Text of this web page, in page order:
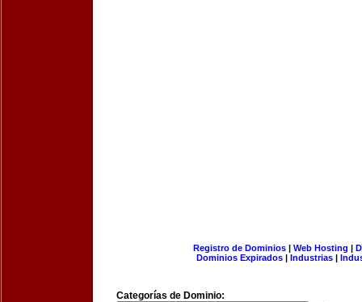
Registro de Dominios| Web Hosting |
Dominios Expirados | Industrias |
Categorías de Dominio: